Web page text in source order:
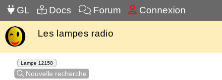
GL Docs Forum Connexion
Les lampes radio
Lampe 12158
Nouvelle recherche